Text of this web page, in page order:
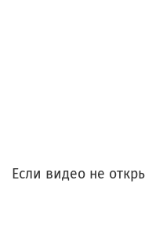
Если видео не